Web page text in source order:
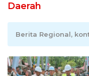
Daerah
Berita Regional,